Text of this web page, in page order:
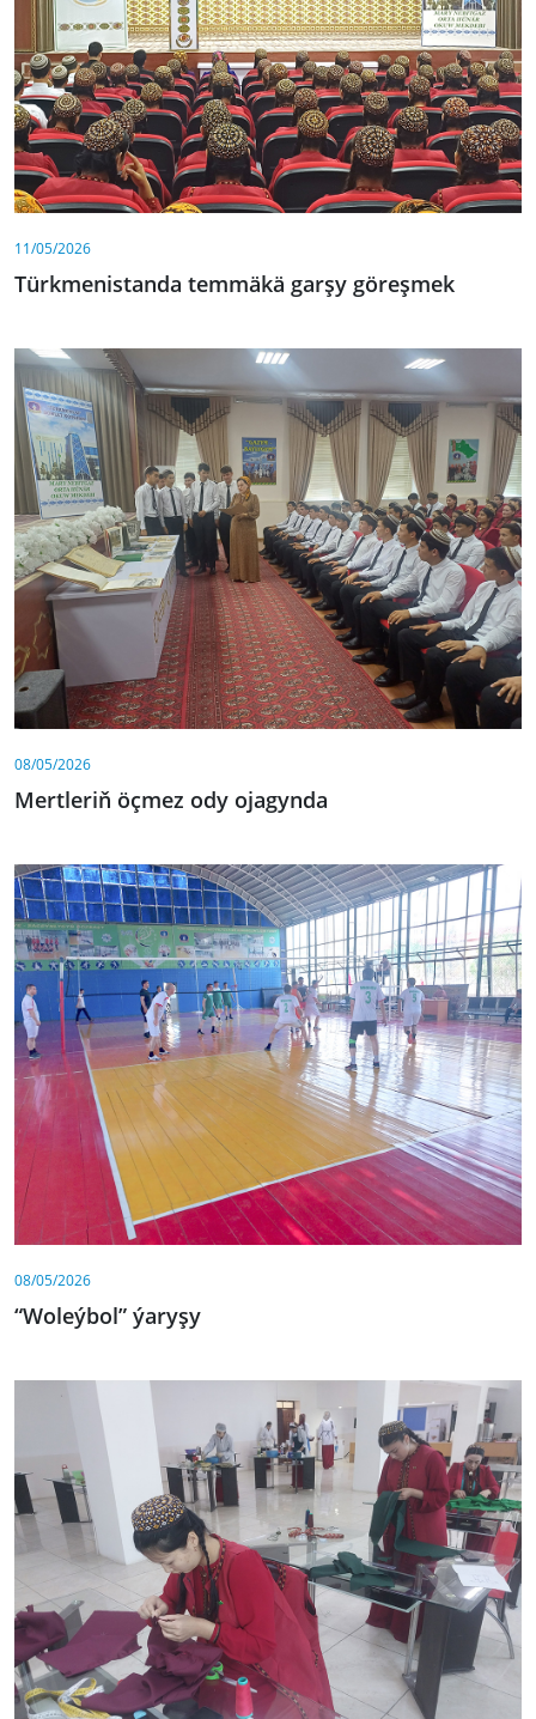
11/05/2026
Türkmenistanda temmäkä garşy göreşmek
08/05/2026
Mertleriň öçmez ody ojagynda
08/05/2026
“Woleýbol” ýaryşy